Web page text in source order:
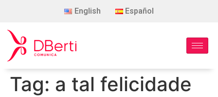
English Español
Tag: a tal felicidade